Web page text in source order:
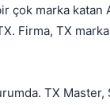
marka katan
Firma, TX
TX